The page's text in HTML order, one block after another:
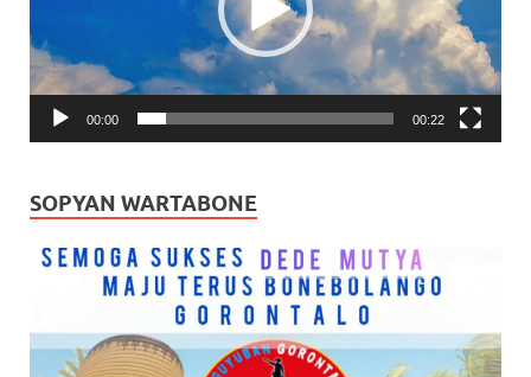
00:00 00:22
SOPYAN WARTABONE